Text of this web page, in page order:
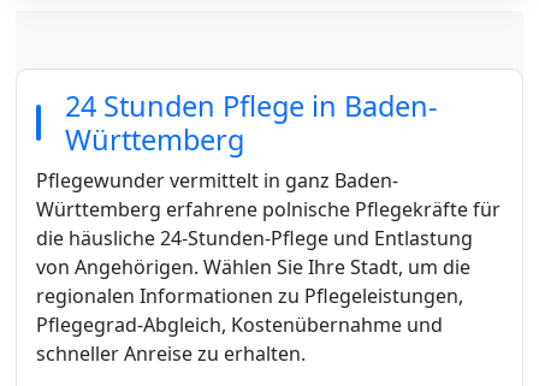
24 Stunden Pflege in Baden-
Württemberg
Pflegewunder vermittelt in ganz Baden-
Württemberg erfahrene polnische Pflegekräfte für
die häusliche 24-Stunden-Pflege und Entlastung
von Angehörigen. Wählen Sie Ihre Stadt, um die
regionalen Informationen zu Pflegeleistungen,
Pflegegrad-Abgleich, Kostenübernahme und
schneller Anreise zu erhalten.